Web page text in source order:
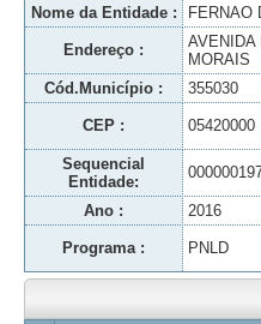
Nome da Entidade :
FERNAO
Endereço :
AVENIDA
MORAIS
Cód.Município : 355030
CEP : 05420000
Sequencial
Entidade:
Ano : 2016
Programa : PNLD